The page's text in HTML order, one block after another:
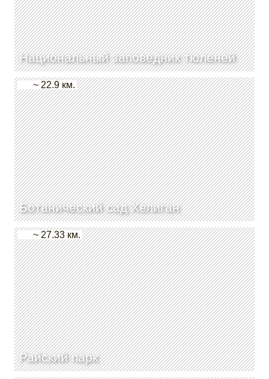
Национальный заповедник тюленей
Ботанический сад Хелиган
~ 22.9 км.
Райский парк
~ 27.33 км.